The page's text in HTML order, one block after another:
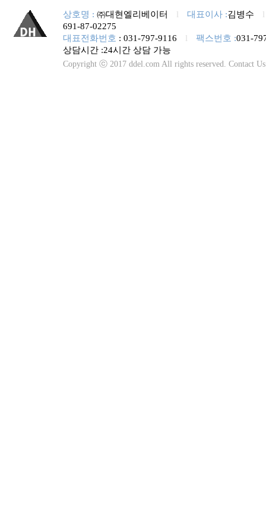
상호명 : ㈜대현엘리베이터 l 대표이사 :김병수
691-87-02275
대표전화번호 : 031-797-9116 l 팩스번호 :031-
상담시간 :24시간 상담 가능
Copyright ⓒ 2017 ddel.com All rights reserved. Contact